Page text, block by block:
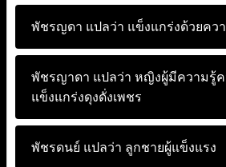
พัชรญดา แปลว่า แข็งแกร่งด้วยคว
พัชรญาดา แปลว่า หญิงผู้มีความรู้ค
แข็งแกร่งดุงดั่งเพชร
พัชรดนย์ แปลว่า ลูกชายผู้แข็งแรง